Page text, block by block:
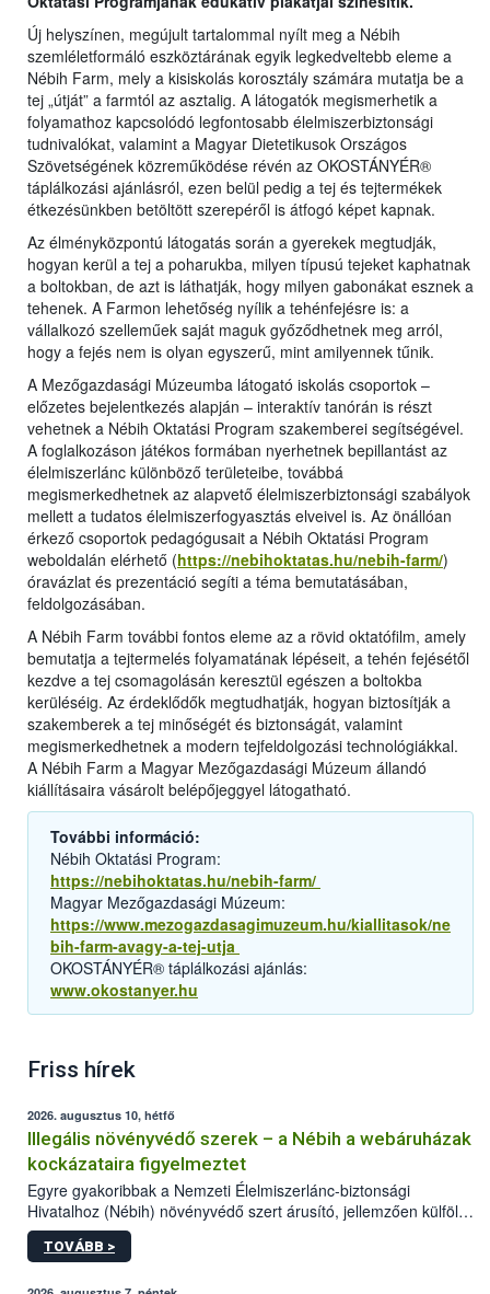
Új helyszínen, megújult tartalommal nyílt meg a Nébih
szemléletformáló eszköztárának egyik legkedveltebb eleme a
Nébih Farm, mely a kisiskolás korosztály számára mutatja be a
tej „útját” a farmtól az asztalig. A látogatók megismerhetik a
folyamathoz kapcsolódó legfontosabb élelmiszerbiztonsági
tudnivalókat, valamint a Magyar Dietetikusok Országos
Szövetségének közreműködése révén az OKOSTÁNYÉR®
táplálkozási ajánlásról, ezen belül pedig a tej és tejtermékek
étkezésünkben betöltött szerepéről is átfogó képet kapnak.
Az élményközpontú látogatás során a gyerekek megtudják,
hogyan kerül a tej a poharukba, milyen típusú tejeket kaphatnak
a boltokban, de azt is láthatják, hogy milyen gabonákat esznek a
tehenek. A Farmon lehetőség nyílik a tehénfejésre is: a
vállalkozó szelleműek saját maguk győződhetnek meg arról,
hogy a fejés nem is olyan egyszerű, mint amilyennek tűnik.
A Mezőgazdasági Múzeumba látogató iskolás csoportok –
előzetes bejelentkezés alapján – interaktív tanórán is részt
vehetnek a Nébih Oktatási Program szakemberei segítségével.
A foglalkozáson játékos formában nyerhetnek bepillantást az
élelmiszerlánc különböző területeibe, továbbá
megismerkedhetnek az alapvető élelmiszerbiztonsági szabályok
mellett a tudatos élelmiszerfogyasztás elveivel is. Az önállóan
érkező csoportok pedagógusait a Nébih Oktatási Program
weboldalán elérhető (https://nebihoktatas.hu/nebih-farm/)
óravázlat és prezentáció segíti a téma bemutatásában,
feldolgozásában.
A Nébih Farm további fontos eleme az a rövid oktatófilm, amely
bemutatja a tejtermelés folyamatának lépéseit, a tehén fejésétől
kezdve a tej csomagolásán keresztül egészen a boltokba
kerüléséig. Az érdeklődők megtudhatják, hogyan biztosítják a
szakemberek a tej minőségét és biztonságát, valamint
megismerkedhetnek a modern tejfeldolgozási technológiákkal.
A Nébih Farm a Magyar Mezőgazdasági Múzeum állandó
kiállításaira vásárolt belépőjeggyel látogatható.
További információ:
Nébih Oktatási Program:
https://nebihoktatas.hu/nebih-farm/
Magyar Mezőgazdasági Múzeum:
https://www.mezogazdasagimuzeum.hu/kiallitasok/ne
bih-farm-avagy-a-tej-utja
OKOSTÁNYÉR® táplálkozási ajánlás:
www.okostanyer.hu
Friss hírek
2026. augusztus 10, hétfő
Illegális növényvédő szerek – a Nébih a webáruházak
kockázataira figyelmeztet
Egyre gyakoribbak a Nemzeti Élelmiszerlánc-biztonsági
Hivatalhoz (Nébih) növényvédő szert árusító, jellemzően külföldi
honlapok kapcsán érkező bejelentések. Emellett az ilyen
termékeket kínáló kéretlen online reklámok mennyisége is
TOVÁBB >